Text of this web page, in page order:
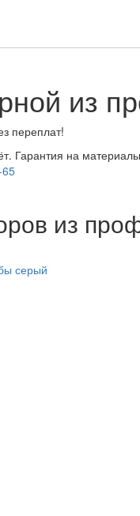
из
переплат!
Гарантия на
из
серый